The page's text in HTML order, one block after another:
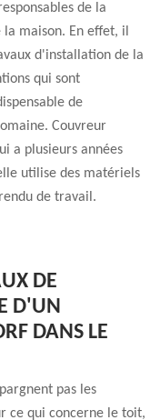
de la
maison. En effet, il
d'installation de la
qui sont
de
Couvreur
a plusieurs années
utilise des matériels
de travail.
DE
D'UN
DANS LE
pas les
ce qui concerne le toit,